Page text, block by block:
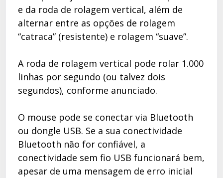
e da roda de rolagem vertical, além de
alternar entre as opções de rolagem
“catraca” (resistente) e rolagem “suave”.
A roda de rolagem vertical pode rolar 1.000
linhas por segundo (ou talvez dois
segundos), conforme anunciado.
O mouse pode se conectar via Bluetooth
ou dongle USB. Se a sua conectividade
Bluetooth não for confiável, a
conectividade sem fio USB funcionará bem,
apesar de uma mensagem de erro inicial